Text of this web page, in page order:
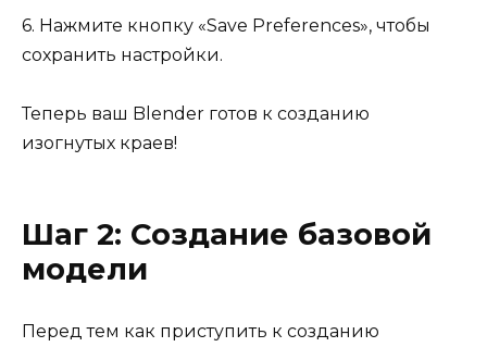
6. Нажмите кнопку «Save Preferences», чтобы
сохранить настройки.
Теперь ваш Blender готов к созданию
изогнутых краев!
Шаг 2: Создание базовой
модели
Перед тем как приступить к созданию